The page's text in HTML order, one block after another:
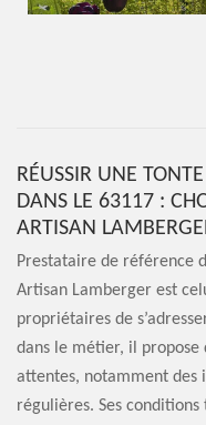
RÉUSSIR UNE
DANS LE 63117 :
ARTISAN
Prestataire de référence
Artisan Lamberger est
propriétaires de
dans le métier, il propose
attentes, notamment des
régulières. Ses